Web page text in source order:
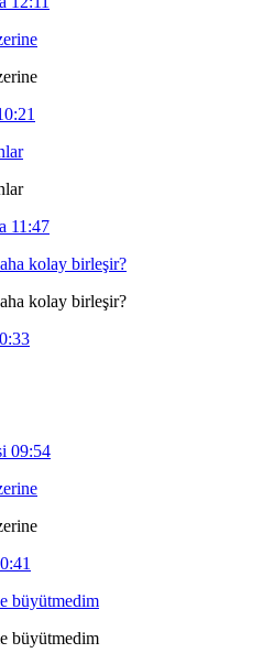
11:47
kolay birleşir?
kolay birleşir?
09:54
büyütmedim
büyütmedim